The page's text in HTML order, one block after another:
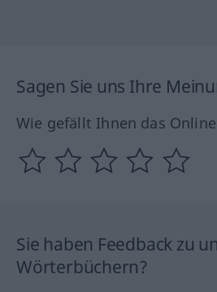
Sagen Sie uns Ihre
Wie gefällt Ihnen das
Sie haben Feedback zu
Wörterbüchern?